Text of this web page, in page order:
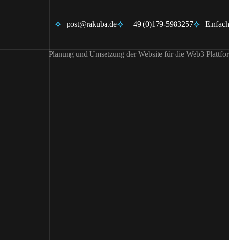
post@rakuba.de +49 (0)179-5983257
Planung und Umsetzung der Website für die Web3